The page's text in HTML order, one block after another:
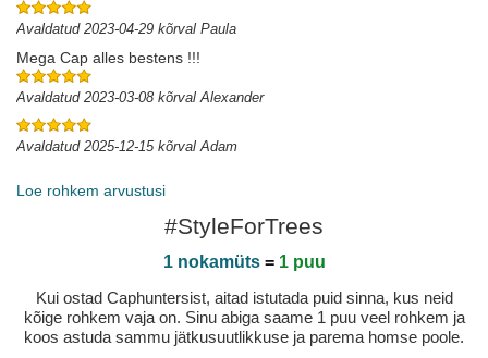
Avaldatud 2023-04-29 kõrval Paula
Mega Cap alles bestens !!!
Avaldatud 2023-03-08 kõrval Alexander
Avaldatud 2025-12-15 kõrval Adam
Loe rohkem arvustusi
#StyleForTrees
1 nokamüts= 1 puu
Kui ostad Caphuntersist, aitad istutada puid sinna, kus neid
kõige rohkem vaja on. Sinu abiga saame 1 puu veel rohkem ja
koos astuda sammu jätkusuutlikkuse ja parema homse poole.